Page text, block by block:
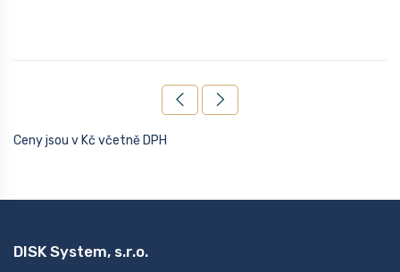
Ceny jsou v Kč včetně DPH
DISK System, s.r.o.